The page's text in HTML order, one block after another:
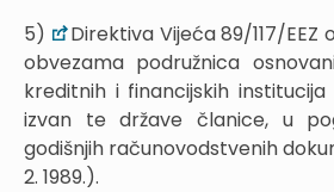
5)
Direktiva Vijeća 89/117/EEZ
obvezama podružnica
kreditnih i financijskih
izvan te države članice, u
godišnjih računovodstvenih
2. 1989.).